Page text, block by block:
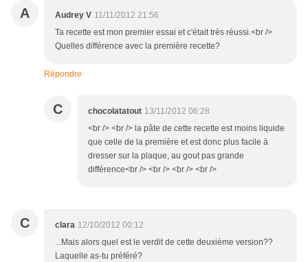
A Audrey V 11/11/2012 21:56
Ta recette est mon premier essai et c'était très réussi.<br />
Quelles différence avec la première recette?
Répondre
C chocolatatout 13/11/2012 06:28
<br /> <br /> la pâte de cette recette est moins liquide
que celle de la première et est donc plus facile à
dresser sur la plaque, au gout pas grande
différence<br /> <br /> <br /> <br />
C clara 12/10/2012 00:12
...Mais alors quel est le verdit de cette deuxième version??
Laquelle as-tu préféré?